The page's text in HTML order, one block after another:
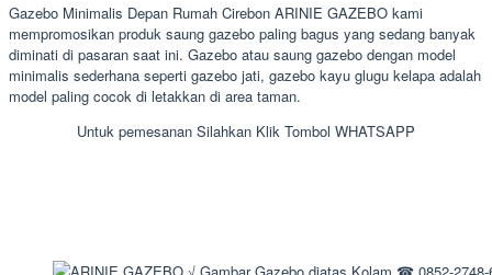
Gazebo Minimalis Depan Rumah Cirebon ARINIE GAZEBO kami
mempromosikan produk saung gazebo paling bagus yang sedang banyak
diminati di pasaran saat ini. Gazebo atau saung gazebo dengan model
minimalis sederhana seperti gazebo jati, gazebo kayu glugu kelapa adalah
model paling cocok di letakkan di area taman.
Untuk pemesanan Silahkan Klik Tombol WHATSAPP